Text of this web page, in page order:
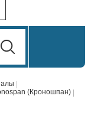
(Кроношпан)